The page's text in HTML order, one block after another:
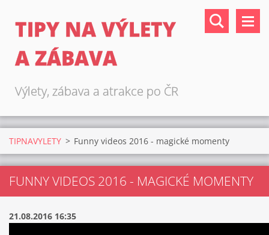
TIPY NA VÝLETY
A ZÁBAVA
Výlety, zábava a atrakce po ČR
TIPNAVYLETY > Funny videos 2016 - magické momenty
FUNNY VIDEOS 2016 - MAGICKÉ MOMENTY
21.08.2016 16:35